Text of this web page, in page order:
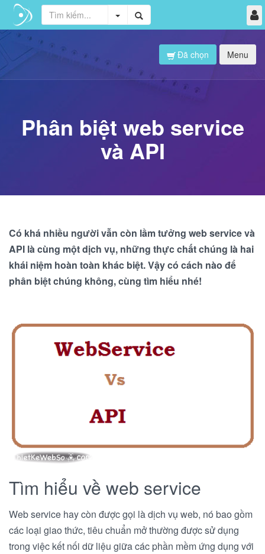
Menu
Đã chọn
Phân biệt web service
và API
Có khá nhiều người vẫn còn lầm tưởng web service và
API là cùng một dịch vụ, những thực chất chúng là hai
khái niệm hoàn toàn khác biệt. Vậy có cách nào để
phân biệt chúng không, cùng tìm hiểu nhé!
Tìm hiểu về web service
Web service hay còn được gọi là dịch vụ web, nó bao gồm
các loại giao thức, tiêu chuẩn mở thường được sử dụng
trong việc kết nối dữ liệu giữa các phần mềm ứng dụng với